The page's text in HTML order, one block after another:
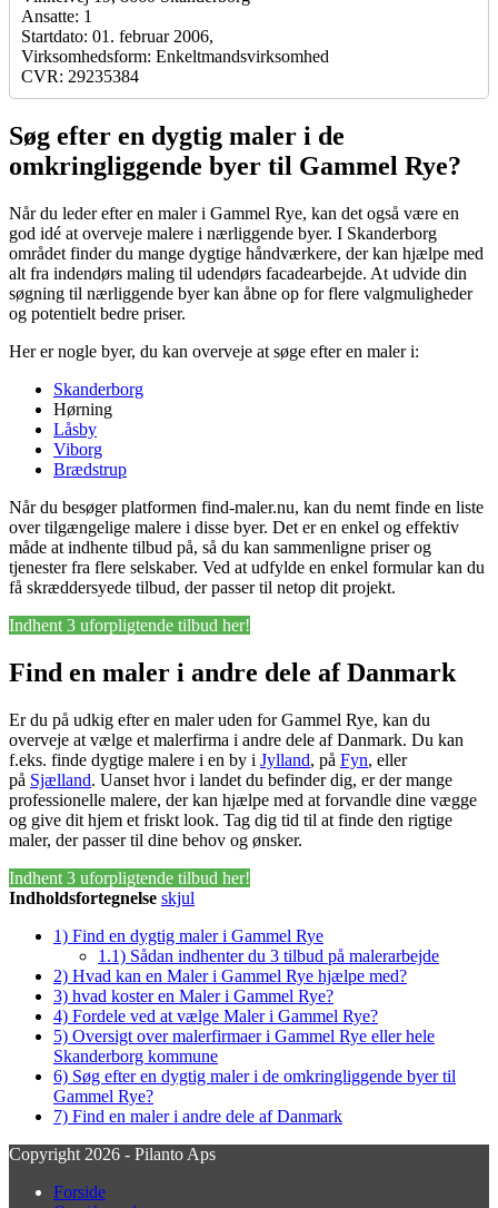
Ansatte: 1
Startdato: 01. februar 2006,
Virksomhedsform: Enkeltmandsvirksomhed
CVR: 29235384
Søg efter en dygtig maler i de
omkringliggende byer til Gammel Rye?
Når du leder efter en maler i Gammel Rye, kan det også være en
god idé at overveje malere i nærliggende byer. I Skanderborg
området finder du mange dygtige håndværkere, der kan hjælpe med
alt fra indendørs maling til udendørs facadearbejde. At udvide din
søgning til nærliggende byer kan åbne op for flere valgmuligheder
og potentielt bedre priser.
Her er nogle byer, du kan overveje at søge efter en maler i:
Skanderborg
Hørning
Låsby
Viborg
Brædstrup
Når du besøger platformen find-maler.nu, kan du nemt finde en liste
over tilgængelige malere i disse byer. Det er en enkel og effektiv
måde at indhente tilbud på, så du kan sammenligne priser og
tjenester fra flere selskaber. Ved at udfylde en enkel formular kan du
få skræddersyede tilbud, der passer til netop dit projekt.
Indhent 3 uforpligtende tilbud her!
Find en maler i andre dele af Danmark
Er du på udkig efter en maler uden for Gammel Rye, kan du
overveje at vælge et malerfirma i andre dele af Danmark. Du kan
f.eks. finde dygtige malere i en by i Jylland, på Fyn, eller
på Sjælland. Uanset hvor i landet du befinder dig, er der mange
professionelle malere, der kan hjælpe med at forvandle dine vægge
og give dit hjem et friskt look. Tag dig tid til at finde den rigtige
maler, der passer til dine behov og ønsker.
Indhent 3 uforpligtende tilbud her!
Indholdsfortegnelse skjul
1) Find en dygtig maler i Gammel Rye
1.1) Sådan indhenter du 3 tilbud på malerarbejde
2) Hvad kan en Maler i Gammel Rye hjælpe med?
3) hvad koster en Maler i Gammel Rye?
4) Fordele ved at vælge Maler i Gammel Rye?
5) Oversigt over malerfirmaer i Gammel Rye eller hele
Skanderborg kommune
6) Søg efter en dygtig maler i de omkringliggende byer til
Gammel Rye?
7) Find en maler i andre dele af Danmark
Copyright 2026 - Pilanto Aps
Forside